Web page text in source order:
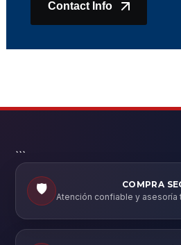
Contact Info
```
🛡️
COMPRA
Atención confiable y asesoría